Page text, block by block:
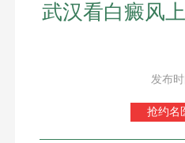
武汉看白癜风
发布
抢约名